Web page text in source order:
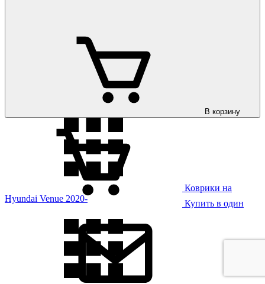
Коврики на
Hyundai Venue 2020-
В корзину
Купить в один